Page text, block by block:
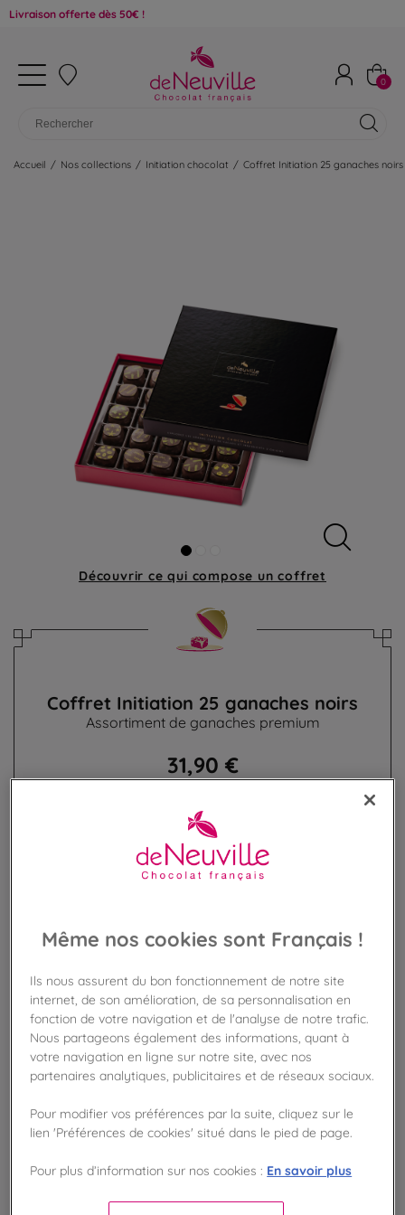
offerte dès 50€ !
0
Accueil / Nos collections / Initiation chocolat / Coffret Initiation 25 ganaches noirs
Découvrir ce qui compose un coffret
Coffret Initiation 25 ganaches noirs
Assortiment de ganaches premium
31,90 €
BIENTÔT DE RETOUR
Frais de port offert
Gagnez 31 points de fidélité !
avec notre programme Privilège
Liste des ingrédients et allergènes
100%
Même nos cookies sont Français !
Ils nous assurent du bon fonctionnement de notre site
internet, de son amélioration, de sa personnalisation en
fonction de votre navigation et de l'analyse de notre trafic.
Nous partageons également des informations, quant à
votre navigation en ligne sur notre site, avec nos
partenaires analytiques, publicitaires et de réseaux sociaux.
Pour modifier vos préférences par la suite, cliquez sur le
lien 'Préférences de cookies' situé dans le pied de page.
Pour plus d’information sur nos cookies : En savoir plus